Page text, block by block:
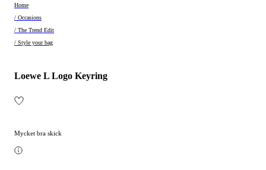
Home
/ Occasions
/ The Trend Edit
/ Style your bag
Loewe L Logo Keyring
Mycket bra skick